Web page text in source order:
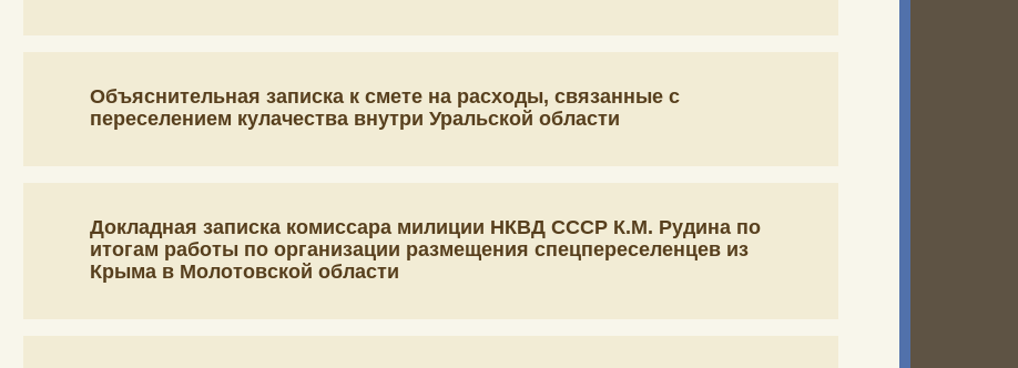
Объяснительная записка к смете на расходы, связанные с
переселением кулачества внутри Уральской области
Докладная записка комиссара милиции НКВД СССР К.М. Рудина по
итогам работы по организации размещения спецпереселенцев из
Крыма в Молотовской области